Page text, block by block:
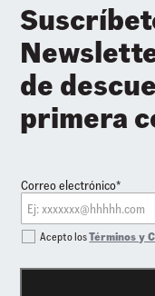
de
primera
Correo electrónico*
Acepto losTérminos y